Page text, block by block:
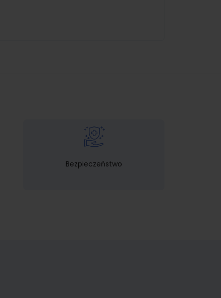
Bezpieczeństwo